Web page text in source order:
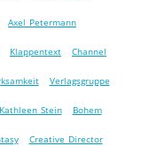
Axel Petermann
Klappentext Channel
Verlagsgruppe
Kathleen Stein Bohem
Creative Director